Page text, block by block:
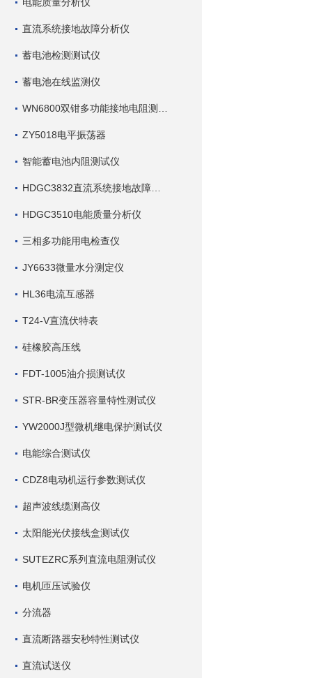
直流系统接地故障分析仪
蓄电池检测测试仪
蓄电池在线监测仪
ZY5018电平振荡器
智能蓄电池内阻测试仪
HDGC3510电能质量分析仪
三相多功能用电检查仪
JY6633微量水分测定仪
HL36电流互感器
T24-V直流伏特表
硅橡胶高压线
FDT-1005油介损测试仪
STR-BR变压器容量特性测试仪
YW2000J型微机继电保护测试仪
电能综合测试仪
CDZ8电动机运行参数测试仪
超声波线缆测高仪
太阳能光伏接线盒测试仪
SUTEZRC系列直流电阻测试仪
电机匝压试验仪
分流器
直流断路器安秒特性测试仪
直流试送仪